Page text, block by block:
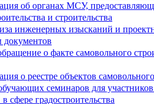
об органах МСУ,
и строительства
инженерных изысканий и
документов
о факте самовольного
о реестре объектов
семинаров для участников
сфере градостроительства